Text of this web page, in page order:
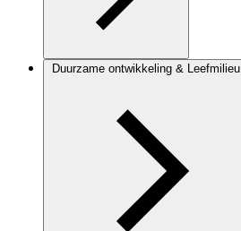
Duurzame ontwikkeling & Leefmilieu